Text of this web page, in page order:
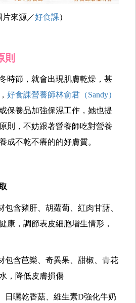
片來源／好食課）
則
時節，就會出現肌膚乾燥，甚
好食課營養師林俞君（Sandy）
保養品加強保濕工作，她也提
則，不妨跟著營養師吃對營養
成不乾不癢的的好膚質。
包含豬肝、胡蘿蔔、紅肉甘藷、
康，調節表皮細胞增生情形，
包含芭樂、奇異果、甜椒、青花
，降低皮膚損傷
日曬乾香菇、維生素D強化牛奶